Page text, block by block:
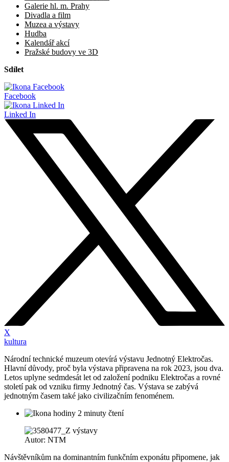
Galerie hl. m. Prahy
Divadla a film
Muzea a výstavy
Hudba
Kalendář akcí
Pražské budovy ve 3D
Sdílet
Facebook
Linked In
X
kultura
Národní technické muzeum otevírá výstavu Jednotný Elektročas.
Hlavní důvody, proč byla výstava připravena na rok 2023, jsou dva.
Letos uplyne sedmdesát let od založení podniku Elektročas a rovné
století pak od vzniku firmy Jednotný čas. Výstava se zabývá
jednotným časem také jako civilizačním fenoménem.
2 minuty čtení
Autor: NTM
Návštěvníkům na dominantním funkčním exponátu připomene, jak